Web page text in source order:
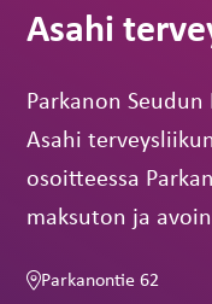
Asahi
Parkanon
Asahi
osoitteessa
maksuton ja
Parkanontie 62